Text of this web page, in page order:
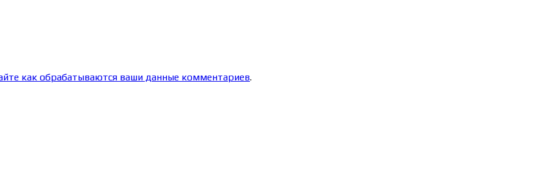
как обрабатываются ваши данные комментариев.